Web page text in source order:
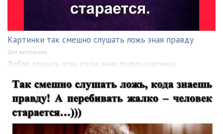
Картинки так смешно слушать ложь зная правду
Для настроения
Люблю слушать ложь когда знаю правду картинка